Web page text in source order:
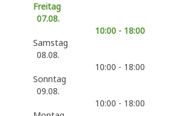
Freitag
07.08.
10:00 - 18:00
Samstag
08.08.
10:00 - 18:00
Sonntag
09.08.
10:00 - 18:00